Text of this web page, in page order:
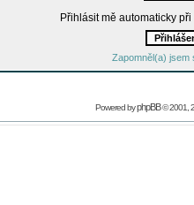
Přihlásit mě automaticky
Zapomněl(a) jsem
Powered byphpBB© 2001,